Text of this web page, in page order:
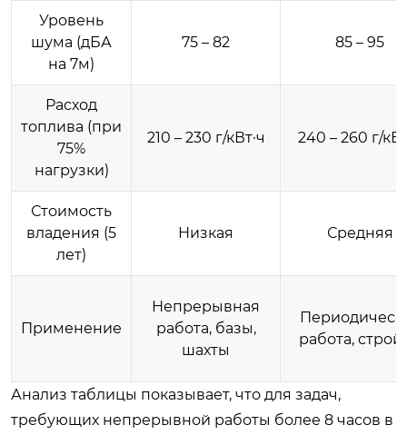
Уровень
шума (дБА
на 7м)
75 – 82 85 – 95
Расход
топлива (при
75%
нагрузки)
210 – 230 г/кВт·ч 240 – 260 г/
Стоимость
владения (5
лет)
Низкая Средняя
Применение
Непрерывная
работа, базы,
шахты
работа,
Анализ таблицы показывает, что для задач,
требующих непрерывной работы более 8 часов в